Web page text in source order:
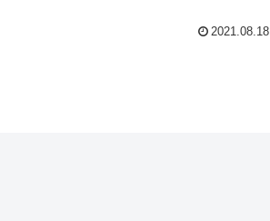
2021.08.18